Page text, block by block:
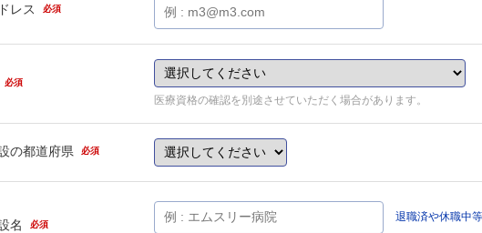
レス 必須
必須
医療資格の確認を別途させていただく場合があります。
の都道府県 必須
名 必須
退職済や休職中